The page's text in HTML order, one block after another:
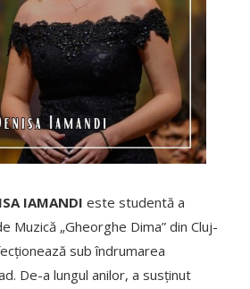
IAMANDI este studentă a
Muzică „Gheorghe Dima” din Cluj-
sub îndrumarea
De-a lungul anilor, a susținut